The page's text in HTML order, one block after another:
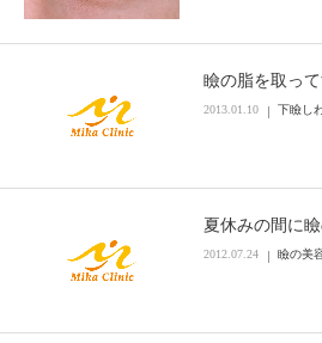
瞼の脂を取っ
2013.01.10 下瞼し
夏休みの間に瞼
2012.07.24 瞼の美